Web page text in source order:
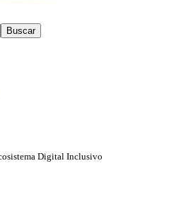
Buscar
Digital Inclusivo